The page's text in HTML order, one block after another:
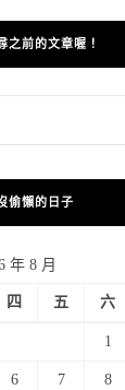
之前的文章喔！
偷懶的日子
年 8 月
四 五 六
1
6 7 8